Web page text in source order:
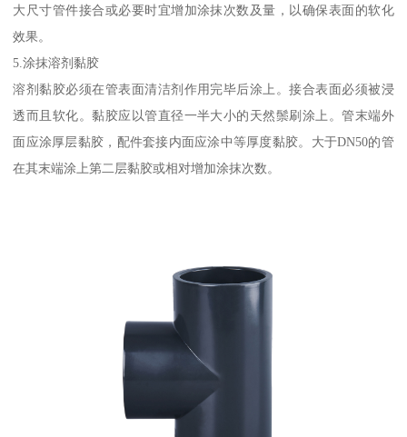
大尺寸管件接合或必要时宜增加涂抹次数及量，以确保表面的软化
效果。
5.涂抹溶剂黏胶
溶剂黏胶必须在管表面清洁剂作用完毕后涂上。接合表面必须被浸
透而且软化。黏胶应以管直径一半大小的天然鬃刷涂上。管末端外
面应涂厚层黏胶，配件套接内面应涂中等厚度黏胶。大于DN50的管
在其末端涂上第二层黏胶或相对增加涂抹次数。